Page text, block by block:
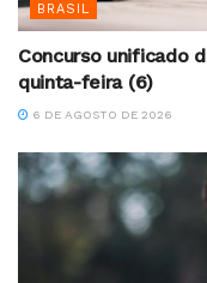
BRASIL
Concurso unificado
quinta-feira (6)
6 DE AGOSTO DE 2026